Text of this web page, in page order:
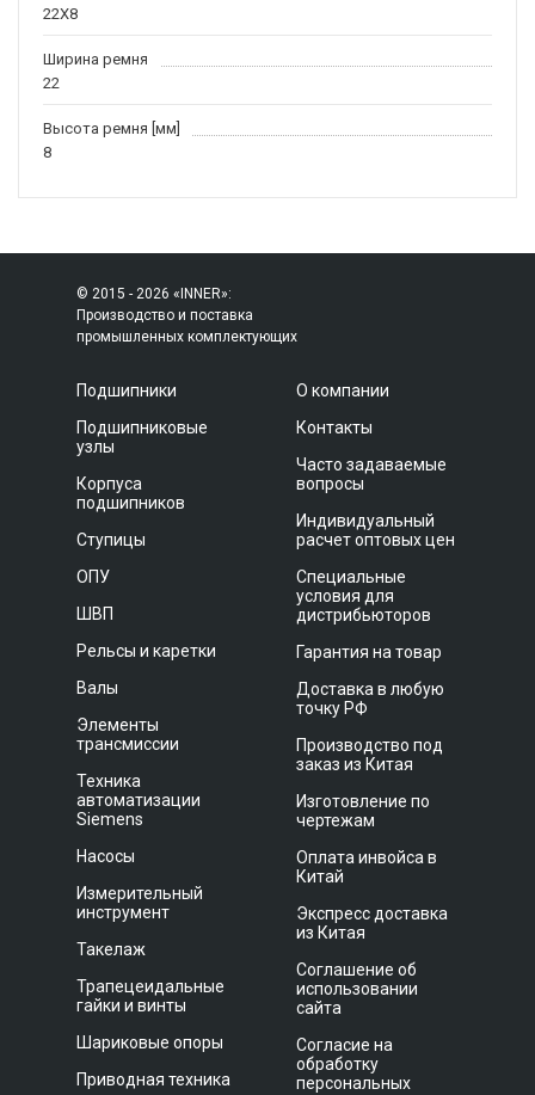
22X8
Ширина ремня
22
Высота ремня [мм]
8
© 2015 - 2026 «INNER»:
Производство и поставка
промышленных комплектующих
Подшипники
Подшипниковые
узлы
Корпуса
подшипников
Ступицы
ОПУ
ШВП
Рельсы и каретки
Валы
Элементы
трансмиссии
Техника
автоматизации
Siemens
Насосы
Измерительный
инструмент
Такелаж
Трапецеидальные
гайки и винты
Шариковые опоры
Приводная техника
О компании
Контакты
Часто задаваемые
вопросы
Индивидуальный
расчет оптовых цен
Специальные
условия для
дистрибьюторов
Гарантия на товар
Доставка в любую
точку РФ
Производство под
заказ из Китая
Изготовление по
чертежам
Оплата инвойса в
Китай
Экспресс доставка
из Китая
Соглашение об
использовании
сайта
Согласие на
обработку
персональных